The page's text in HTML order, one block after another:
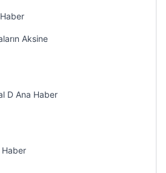
Aksine
D Ana Haber